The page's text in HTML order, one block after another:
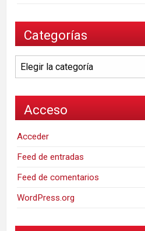
Categorías
Categorías
Acceso
Acceder
Feed de entradas
Feed de comentarios
WordPress.org